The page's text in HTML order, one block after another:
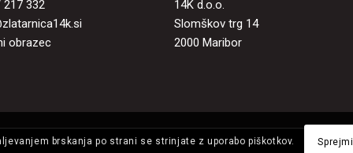
217 332
obrazec
14K d.o.o.
Slomškov trg 14
2000 Maribor
brskanja po strani se strinjate z uporabo piškotkov. Sprejmi